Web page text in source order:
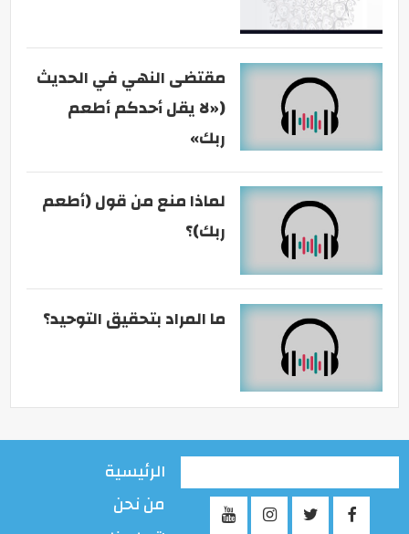
مقتضى النهي في الحديث
(«لا يقل أحدكم أطعم
ربك»
لماذا منع من قول (أطعم
ربك)؟
ما المراد بتحقيق التوحيد؟
الرئيسية
من نحن